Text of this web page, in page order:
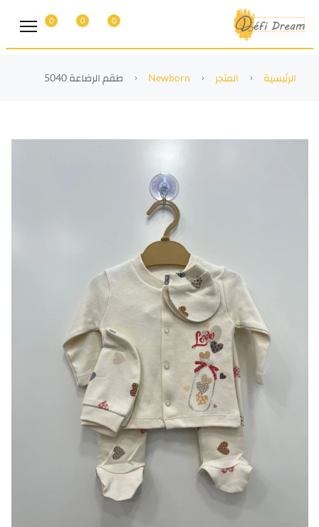
0
0
0
الرئيسية المتجر Newborn طقم الرضاعة 5040